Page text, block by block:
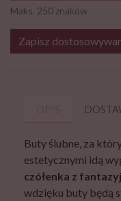
Maks. 250 znaków
Zapisz
Buty ślubne, za
estetycznymi idą
czółenka z
wdzięku buty będą